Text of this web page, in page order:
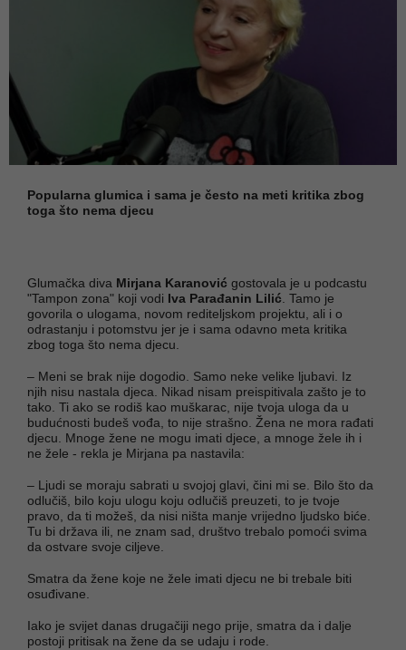
Popularna glumica i sama je često na meti kritika zbog
toga što nema djecu
Glumačka diva Mirjana Karanović gostovala je u podcastu
"Tampon zona" koji vodi Iva Parađanin Lilić . Tamo je
govorila o ulogama, novom rediteljskom projektu, ali i o
odrastanju i potomstvu jer je i sama odavno meta kritika
zbog toga što nema djecu.
– Meni se brak nije dogodio. Samo neke velike ljubavi. Iz
njih nisu nastala djeca. Nikad nisam preispitivala zašto je to
tako. Ti ako se rodiš kao muškarac, nije tvoja uloga da u
budućnosti budeš vođa, to nije strašno. Žena ne mora rađati
djecu. Mnoge žene ne mogu imati djece, a mnoge žele ih i
ne žele - rekla je Mirjana pa nastavila:
– Ljudi se moraju sabrati u svojoj glavi, čini mi se. Bilo što da
odlučiš, bilo koju ulogu koju odlučiš preuzeti, to je tvoje
pravo, da ti možeš, da nisi ništa manje vrijedno ljudsko biće.
Tu bi država ili, ne znam sad, društvo trebalo pomoći svima
da ostvare svoje ciljeve.
Smatra da žene koje ne žele imati djecu ne bi trebale biti
osuđivane.
Iako je svijet danas drugačiji nego prije, smatra da i dalje
postoji pritisak na žene da se udaju i rode.